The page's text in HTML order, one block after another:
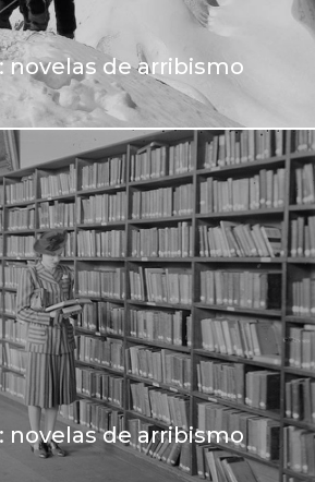
novelas de arribismo
novelas de arribismo